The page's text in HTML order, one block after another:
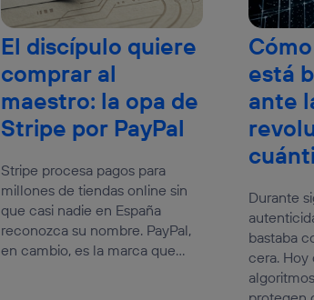
El discípulo quiere
comprar al
maestro: la opa de
Stripe por PayPal
Stripe procesa pagos para
millones de tiendas online sin
que casi nadie en España
reconozca su nombre. PayPal,
en cambio, es la marca que...
está
ante
Durante
bastaba
cera. Hoy